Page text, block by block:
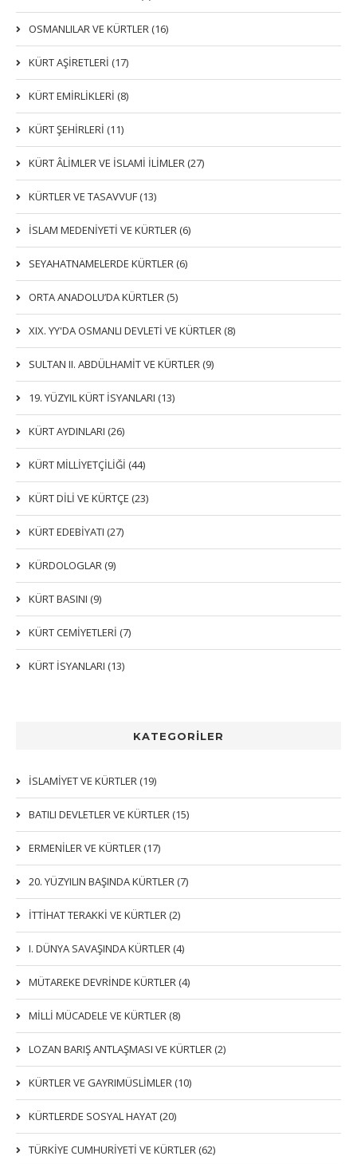
KATEGORİLER
İSLAMIYET VE KÜRTLER (19)
BATILI DEVLETLER VE KÜRTLER (15)
ERMENİLER VE KÜRTLER (17)
20. YÜZYILIN BAŞINDA KÜRTLER (7)
İTTIHAT TERAKKI VE KÜRTLER (2)
I. DÜNYA SAVAŞINDA KÜRTLER (4)
MÜTAREKE DEVRİNDE KÜRTLER (4)
MİLLİ MÜCADELE VE KÜRTLER (8)
LOZAN BARIŞ ANTLAŞMASI VE KÜRTLER (2)
KÜRTLER VE GAYRIMÜSLIMLER (10)
KÜRTLERDE SOSYAL HAYAT (20)
TÜRKİYE CUMHURİYETİ VE KÜRTLER (62)
OSMANLILAR VE KÜRTLER (16)
KÜRT AŞİRETLERİ (17)
KÜRT EMİRLİKLERİ (8)
KÜRT ŞEHİRLERİ (11)
KÜRT ÂLİMLER VE İSLAMİ İLİMLER (27)
KÜRTLER VE TASAVVUF (13)
İSLAM MEDENİYETİ VE KÜRTLER (6)
SEYAHATNAMELERDE KÜRTLER (6)
ORTA ANADOLU’DA KÜRTLER (5)
XIX. YY'DA OSMANLI DEVLETI VE KÜRTLER (8)
SULTAN II. ABDÜLHAMİT VE KÜRTLER (9)
19. YÜZYIL KÜRT İSYANLARI (13)
KÜRT AYDINLARI (26)
KÜRT MİLLİYETÇİLİĞİ (44)
KÜRT DİLİ VE KÜRTÇE (23)
KÜRT EDEBİYATI (27)
KÜRDOLOGLAR (9)
KÜRT BASINI (9)
KÜRT CEMİYETLERİ (7)
KÜRT İSYANLARI (13)